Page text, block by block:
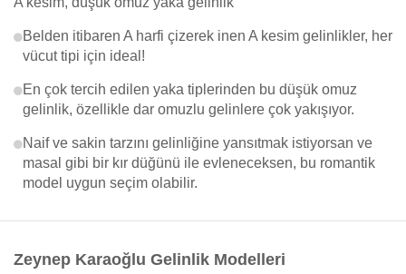
Belden itibaren A harfi çizerek inen A kesim gelinlikler, her
vücut tipi için ideal!
En çok tercih edilen yaka tiplerinden bu düşük omuz
gelinlik, özellikle dar omuzlu gelinlere çok yakışıyor.
Naif ve sakin tarzını gelinliğine yansıtmak istiyorsan ve
masal gibi bir kır düğünü ile evleneceksen, bu romantik
model uygun seçim olabilir.
Zeynep Karaoğlu Gelinlik Modelleri